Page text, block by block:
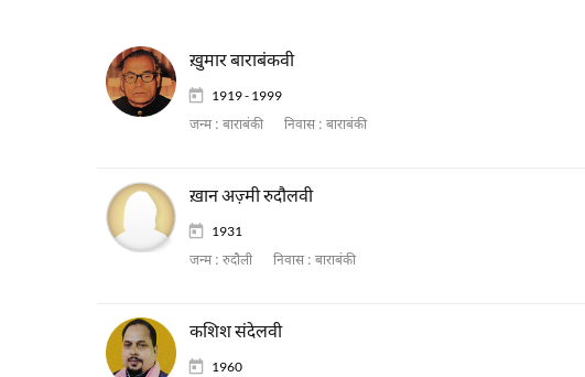
ख़ुमार बाराबंकवी
1919 - 1999
जन्म : बाराबंकी निवास : बाराबंकी
ख़ान अज़्मी रुदौलवी
1931
जन्म : रुदौली निवास : बाराबंकी
कशिश संदेलवी
1960